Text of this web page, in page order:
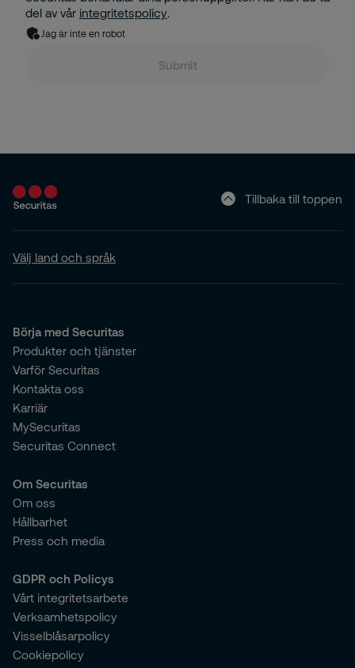
del av vår integritetspolicy.
Jag är inte en robot
Submit
Tillbaka till toppen
Välj land och språk
Börja med Securitas
Produkter och tjänster
Varför Securitas
Kontakta oss
Karriär
MySecuritas
Securitas Connect
Om Securitas
Om oss
Hållbarhet
Press och media
GDPR och Policys
Vårt integritetsarbete
Verksamhetspolicy
Visselblåsarpolicy
Cookiepolicy